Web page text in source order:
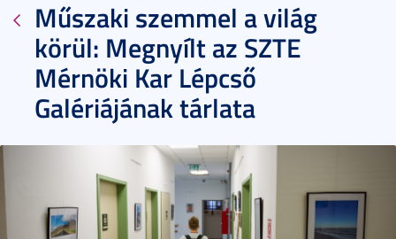
Műszaki szemmel a világ
körül: Megnyílt az SZTE
Mérnöki Kar Lépcső
Galériájának tárlata